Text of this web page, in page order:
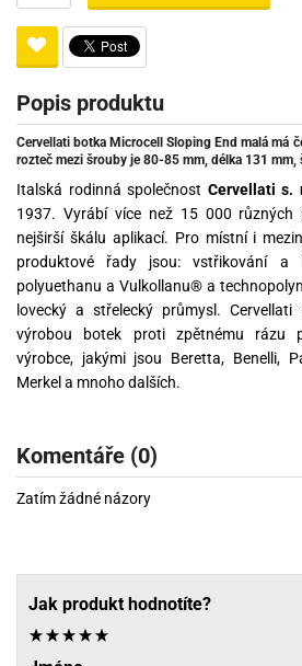
Popis produktu
Cervellati botka Microcell Sloping End malá má
rozteč mezi šrouby je 80-85 mm, délka 131 mm,
Italská rodinná společnost Cervellati s.
1937. Vyrábí více než 15 000 různých
nejširší škálu aplikací. Pro místní i
produktové řady jsou: vstřikování a
polyuethanu a Vulkollanu® a
lovecký a střelecký průmysl.
výrobou botek proti zpětnému rázu
výrobce, jakými jsou Beretta, Benelli,
Merkel a mnoho dalších.
Komentáře (0)
Zatím žádné názory
Jak produkt hodnotíte?